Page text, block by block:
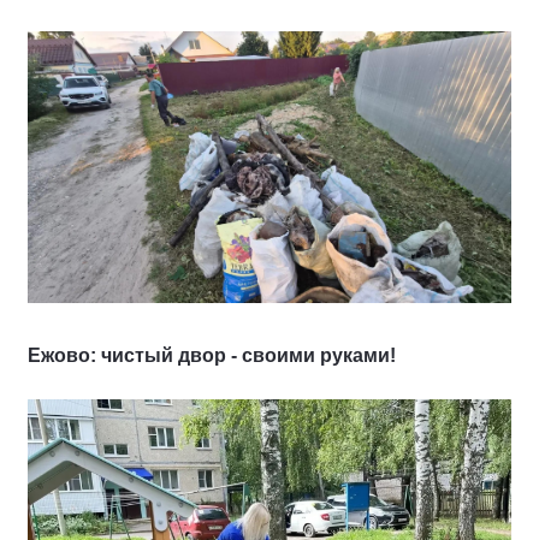
Ежово: чистый двор - своими руками!